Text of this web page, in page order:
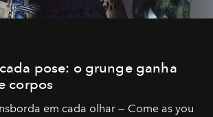
pose: o grunge ganha
corpos
em cada olhar — Come as you